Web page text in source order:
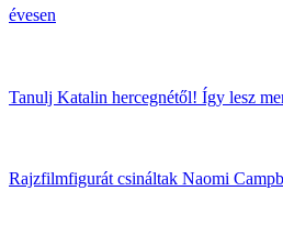
évesen
Tanulj Katalin hercegnétől! Így lesz
Rajzfilmfigurát csináltak Naomi